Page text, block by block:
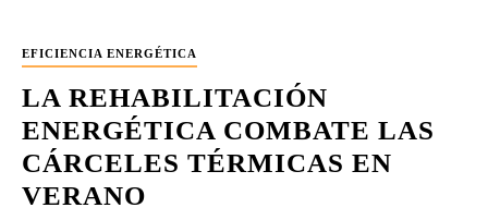
EFICIENCIA ENERGÉTICA
LA REHABILITACIÓN
ENERGÉTICA COMBATE LAS
CÁRCELES TÉRMICAS EN
VERANO